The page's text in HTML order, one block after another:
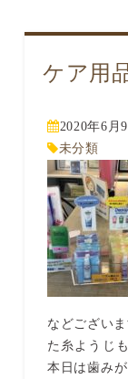
ケア用
2020年6月9
未分類
などござい
た糸ようじ
本日は歯み